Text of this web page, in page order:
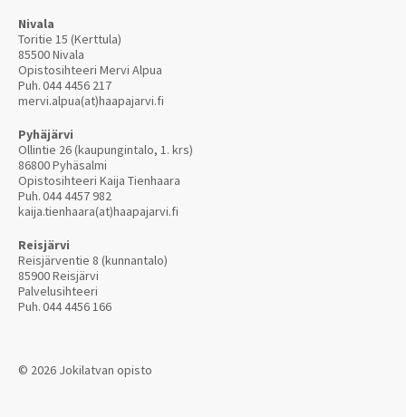
Nivala
Toritie 15 (Kerttula)
85500 Nivala
Opistosihteeri Mervi Alpua
Puh.044 4456 217
mervi.alpua(at)haapajarvi.fi
Pyhäjärvi
Ollintie 26 (kaupungintalo, 1. krs)
86800 Pyhäsalmi
Opistosihteeri Kaija Tienhaara
Puh.044 4457 982
kaija.tienhaara(at)haapajarvi.fi
Reisjärvi
Reisjärventie 8 (kunnantalo)
85900 Reisjärvi
Palvelusihteeri
Puh.044 4456 166
© 2026 Jokilatvan opisto